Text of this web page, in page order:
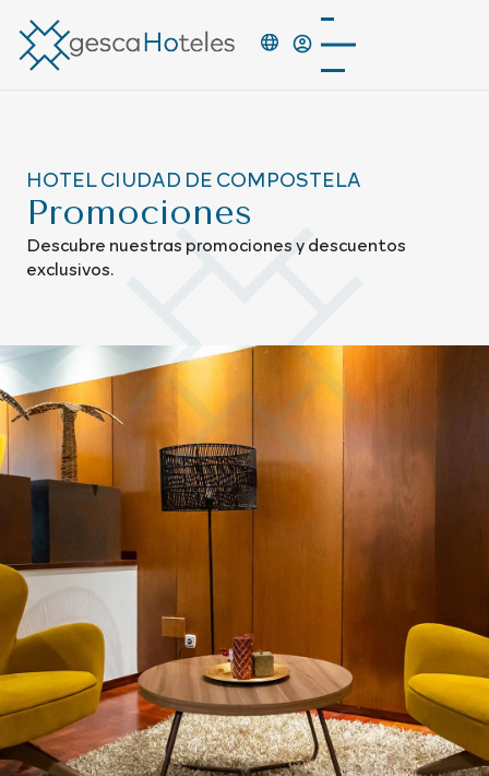
HOTEL CIUDAD DE COMPOSTELA
Promociones
Descubre nuestras promociones y descuentos
exclusivos.